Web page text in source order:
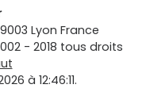
Lyon France
- 2018 tous droits
à 12:46:11.